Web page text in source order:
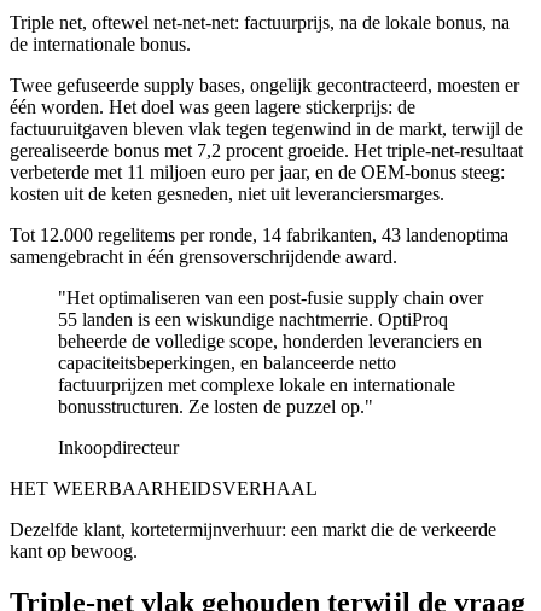
Triple net, oftewel net-net-net: factuurprijs, na de lokale bonus, na
de internationale bonus.
Twee gefuseerde supply bases, ongelijk gecontracteerd, moesten er
één worden. Het doel was geen lagere stickerprijs: de
factuuruitgaven bleven vlak tegen tegenwind in de markt, terwijl de
gerealiseerde bonus met 7,2 procent groeide. Het triple-net-resultaat
verbeterde met 11 miljoen euro per jaar, en de OEM-bonus steeg:
kosten uit de keten gesneden, niet uit leveranciersmarges.
Tot 12.000 regelitems per ronde, 14 fabrikanten, 43 landenoptima
samengebracht in één grensoverschrijdende award.
"Het optimaliseren van een post-fusie supply chain over
55 landen is een wiskundige nachtmerrie. OptiProq
beheerde de volledige scope, honderden leveranciers en
capaciteitsbeperkingen, en balanceerde netto
factuurprijzen met complexe lokale en internationale
bonusstructuren. Ze losten de puzzel op."
Inkoopdirecteur
HET WEERBAARHEIDSVERHAAL
Dezelfde klant, kortetermijnverhuur: een markt die de verkeerde
kant op bewoog.
Triple-net vlak gehouden terwijl de vraag